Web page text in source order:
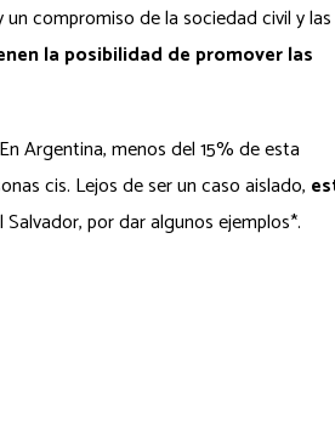
compromiso de la sociedad civil y las
la posibilidad de promover las
Argentina, menos del 15% de esta
cis. Lejos de ser un caso aislado,
por dar algunos ejemplos*.